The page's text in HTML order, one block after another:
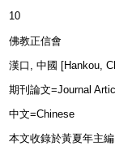
10
佛教正信會
漢口, 中國 [Hankou,
期刊論文=Journal
中文=Chinese
本文收錄於黃夏年主